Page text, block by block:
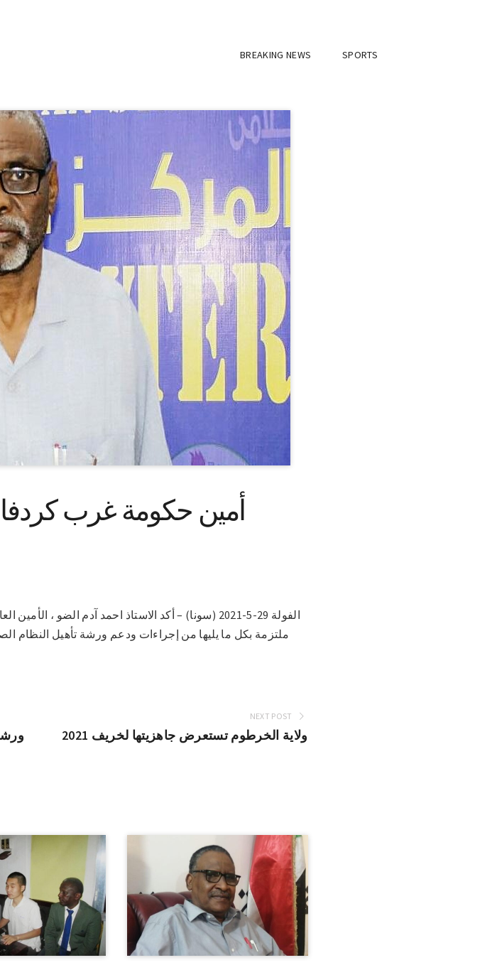
BREAKING NEWS SPORTS
أمين حكومة غرب كردفان
الفولة 29-5-2021 (سونا) – أكد الاستاذ احمد آدم
ملتزمة بكل ما يليها من إجراءات ودعم ورشة تأهيل النظام
NEXT POST
ولاية الخرطوم تستعرض جاهزيتها لخريف 2021